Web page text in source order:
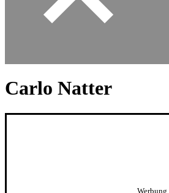
Carlo Natter